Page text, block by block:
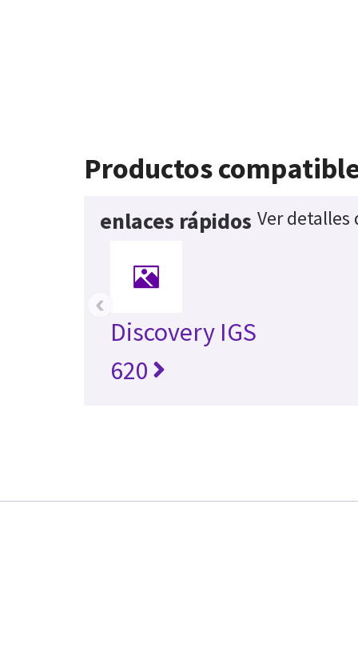
Productos
enlaces rápidos Ver
Discovery IGS
620
‹